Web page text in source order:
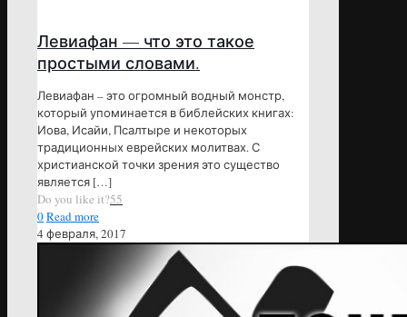
Левиафан — что это такое
простыми словами.
Левиафан – это огромный водный монстр,
который упоминается в библейских книгах:
Иова, Исайи, Псалтыре и некоторых
традиционных еврейских молитвах. С
христианской точки зрения это существо
является […]
Do you like it?55
0Read more
4 февраля, 2017